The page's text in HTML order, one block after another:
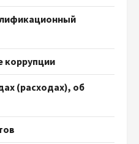
коррупции
(расходах), об